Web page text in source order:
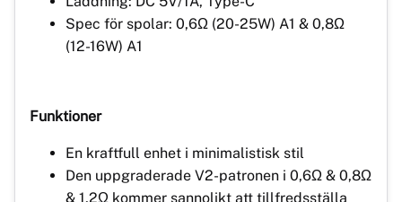
Spec för spolar: 0,6Ω (20-25W) A1 & 0,8Ω
(12-16W) A1
Funktioner
En kraftfull enhet i minimalistisk stil
Den uppgraderade V2-patronen i 0,6Ω & 0,8Ω
& 1,2Ω kommer sannolikt att tillfredsställa